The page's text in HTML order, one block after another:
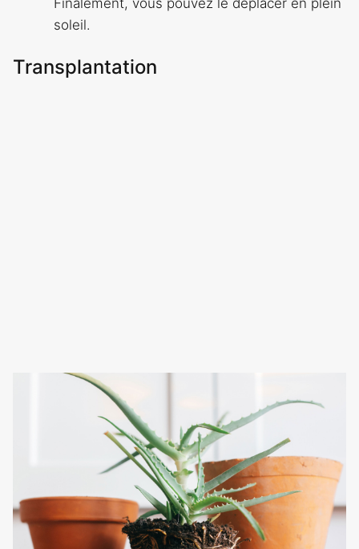
soleil.
Transplantation